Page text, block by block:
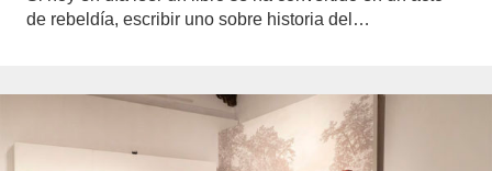
de rebeldía, escribir uno sobre historia del…